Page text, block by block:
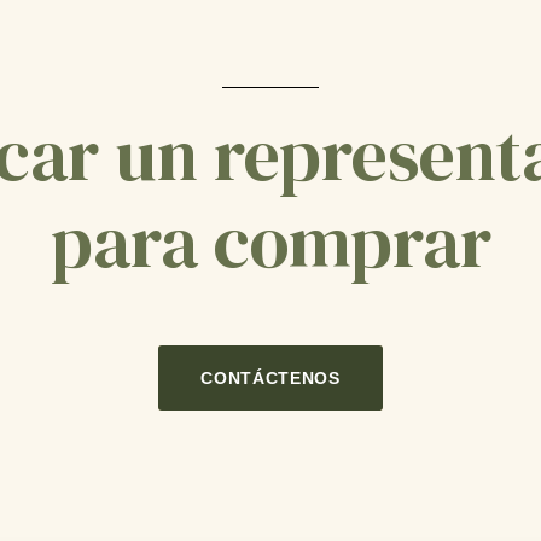
un
para comprar
CONTÁCTENOS